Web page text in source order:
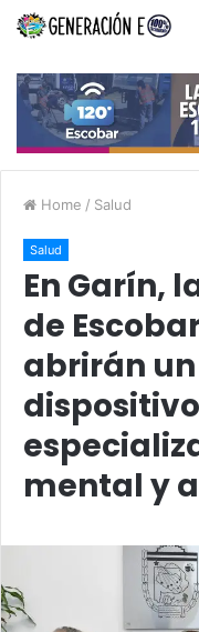
Home / Salud
Salud
En Garín,
de Escobar
abrirán
mental y